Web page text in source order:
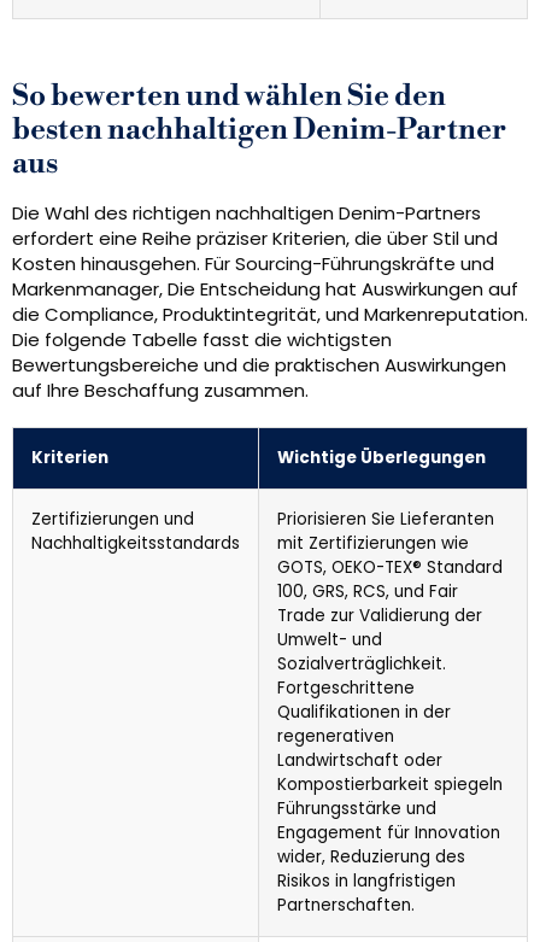
So bewerten und wählen Sie den
besten nachhaltigen Denim-Partner
aus
Die Wahl des richtigen nachhaltigen Denim-Partners
erfordert eine Reihe präziser Kriterien, die über Stil und
Kosten hinausgehen. Für Sourcing-Führungskräfte und
Markenmanager, Die Entscheidung hat Auswirkungen auf
die Compliance, Produktintegrität, und Markenreputation.
Die folgende Tabelle fasst die wichtigsten
Bewertungsbereiche und die praktischen Auswirkungen
auf Ihre Beschaffung zusammen.
Kriterien Wichtige Überlegungen
Zertifizierungen und
Nachhaltigkeitsstandards
Priorisieren Sie Lieferanten
mit Zertifizierungen wie
GOTS, OEKO-TEX® Standard
100, GRS, RCS, und Fair
Trade zur Validierung der
Umwelt- und
Sozialverträglichkeit.
Fortgeschrittene
Qualifikationen in der
regenerativen
Landwirtschaft oder
Kompostierbarkeit spiegeln
Führungsstärke und
Engagement für Innovation
wider, Reduzierung des
Risikos in langfristigen
Partnerschaften.